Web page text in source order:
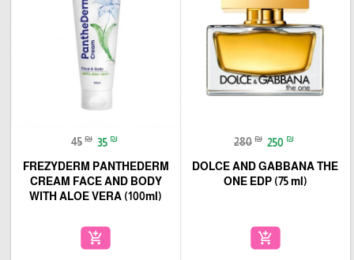
280 ₪ 250 ₪
DOLCE AND GABBANA THE
ONE EDP (75 ml)
add_shopping_cart
45 ₪ 35 ₪
FREZYDERM PANTHEDERM
CREAM FACE AND BODY
WITH ALOE VERA (100ml)
add_shopping_cart